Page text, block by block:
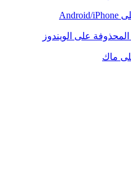
على الويندوز
ماك